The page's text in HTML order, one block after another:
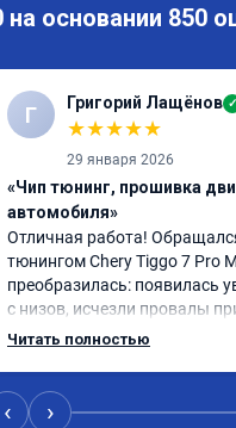
основании 850
Г Григорий Лащёнов ✓
★★★★★
29 января 2026
«Чип тюнинг, прошивка
автомобиля»
Отличная работа!
тюнингом Chery Tiggo 7 Pro
преобразилась: появилась
с низов, исчезли провалы
Расход в спокойном режиме
всем, кто сомневается.
Читать полностью
‹ ›